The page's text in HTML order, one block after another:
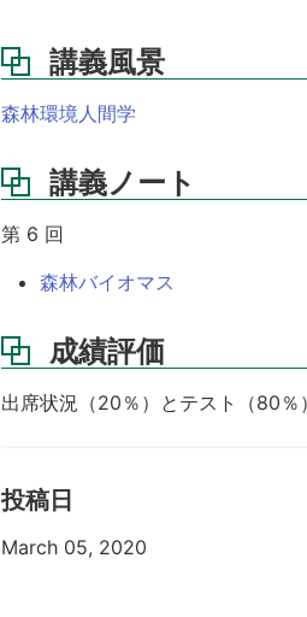
講義風景
森林環境人間学
講義ノート
第 6 回
森林バイオマス
成績評価
出席状況（20％）とテスト（80％
投稿日
March 05, 2020